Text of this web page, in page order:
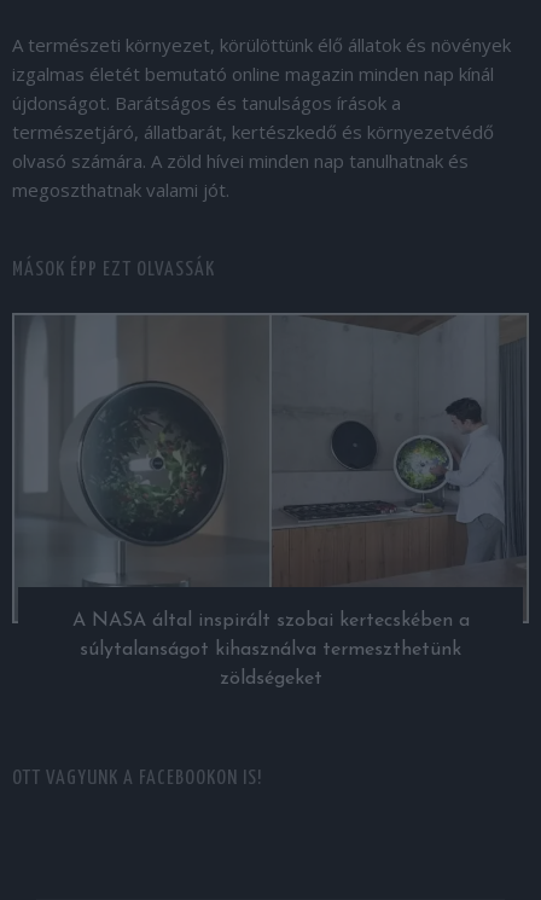
A természeti környezet, körülöttünk élő állatok és növények
izgalmas életét bemutató online magazin minden nap kínál
újdonságot. Barátságos és tanulságos írások a
természetjáró, állatbarát, kertészkedő és környezetvédő
olvasó számára. A zöld hívei minden nap tanulhatnak és
megoszthatnak valami jót.
MÁSOK ÉPP EZT OLVASSÁK
A NASA által inspirált szobai kertecskében a
súlytalanságot kihasználva termeszthetünk
zöldségeket
OTT VAGYUNK A FACEBOOKON IS!